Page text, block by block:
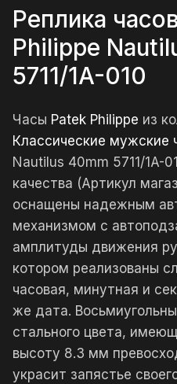
Реплика
Philippe
5711/1A-010
Часы Patek Philippe из
Классические мужские
Nautilus 40mm 5711/1A-
качества (Артикул
оснащены надежным
механизмом с
амплитуды движения
котором реализованы
часовая, минутная и
же дата.
стального цвета,
высоту 8.3 мм
украсит запястье